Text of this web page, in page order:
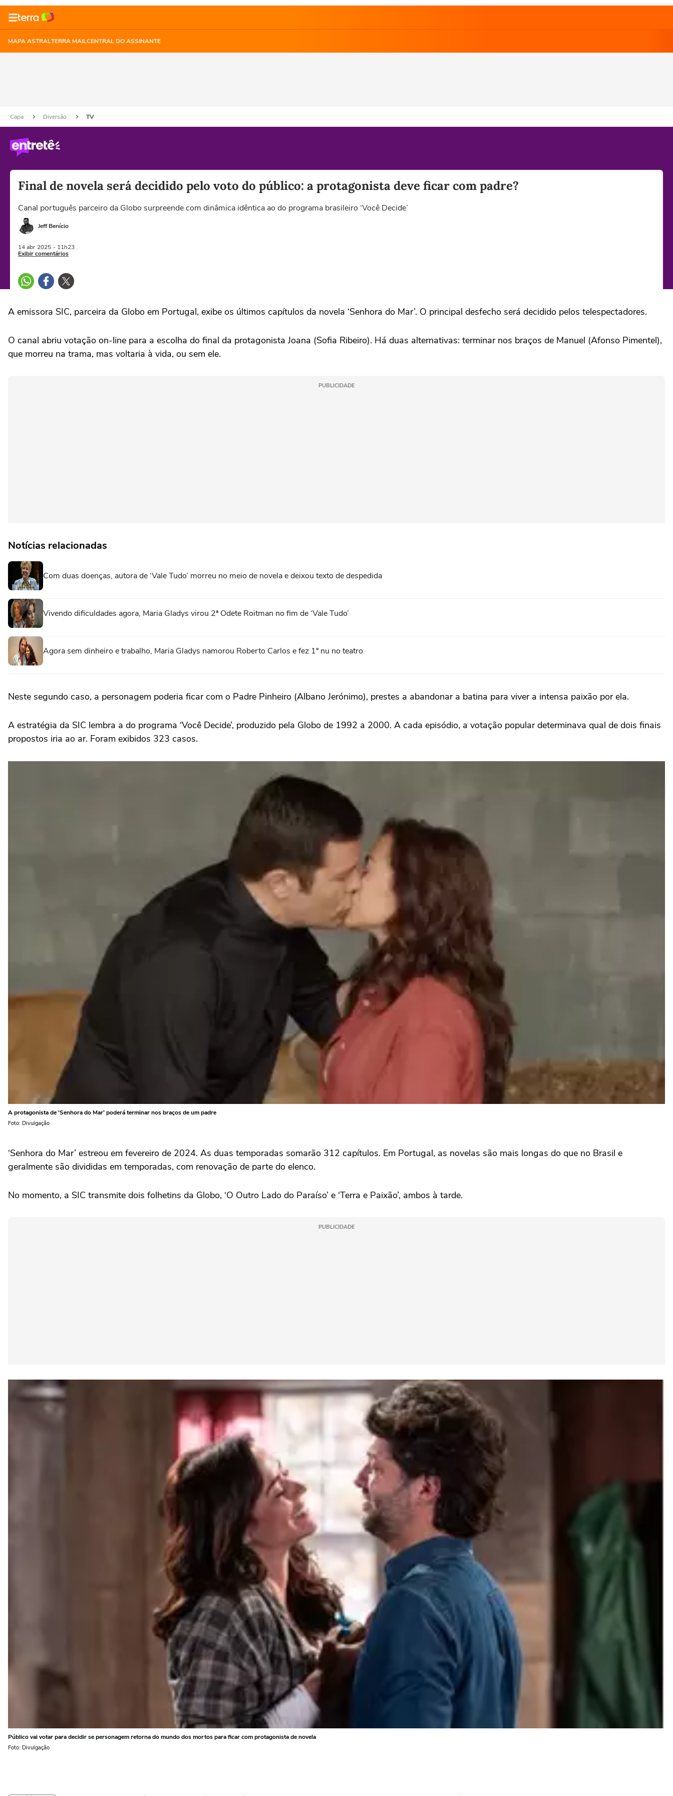
MAPA ASTRALTERRA MAILCENTRAL DO ASSINANTE
Capa Diversão TV
Final de novela será decidido pelo voto do público: a protagonista deve ficar com padre?
Canal português parceiro da Globo surpreende com dinâmica idêntica ao do programa brasileiro ‘Você Decide’
Jeff Benício
14 abr 2025 - 11h23
Exibir comentários
A emissora SIC, parceira da Globo em Portugal, exibe os últimos capítulos da novela ‘Senhora do Mar’. O principal desfecho será decidido pelos telespectadores.
O canal abriu votação on-line para a escolha do final da protagonista Joana (Sofia Ribeiro). Há duas alternativas: terminar nos braços de Manuel (Afonso Pimentel),
que morreu na trama, mas voltaria à vida, ou sem ele.
PUBLICIDADE
Notícias relacionadas
Com duas doenças, autora de ‘Vale Tudo’ morreu no meio de novela e deixou texto de despedida
Vivendo dificuldades agora, Maria Gladys virou 2ª Odete Roitman no fim de ‘Vale Tudo’
Agora sem dinheiro e trabalho, Maria Gladys namorou Roberto Carlos e fez 1º nu no teatro
Neste segundo caso, a personagem poderia ficar com o Padre Pinheiro (Albano Jerónimo), prestes a abandonar a batina para viver a intensa paixão por ela.
A estratégia da SIC lembra a do programa ‘Você Decide’, produzido pela Globo de 1992 a 2000. A cada episódio, a votação popular determinava qual de dois finais
propostos iria ao ar. Foram exibidos 323 casos.
A protagonista de 'Senhora do Mar' poderá terminar nos braços de um padre
Foto: Divulgação
‘Senhora do Mar’ estreou em fevereiro de 2024. As duas temporadas somarão 312 capítulos. Em Portugal, as novelas são mais longas do que no Brasil e
geralmente são divididas em temporadas, com renovação de parte do elenco.
No momento, a SIC transmite dois folhetins da Globo, ‘O Outro Lado do Paraíso’ e ‘Terra e Paixão’, ambos à tarde.
PUBLICIDADE
Público vai votar para decidir se personagem retorna do mundo dos mortos para ficar com protagonista de novela
Foto: Divulgação